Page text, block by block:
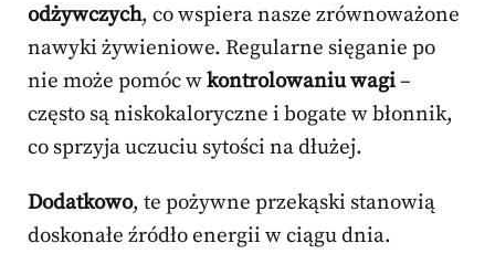
odżywczych, co wspiera nasze zrównoważone
nawyki żywieniowe. Regularne sięganie po
nie może pomóc wkontrolowaniu wagi–
często są niskokaloryczne i bogate w błonnik,
co sprzyja uczuciu sytości na dłużej.
Dodatkowo, te pożywne przekąski stanowią
doskonałe źródło energii w ciągu dnia.